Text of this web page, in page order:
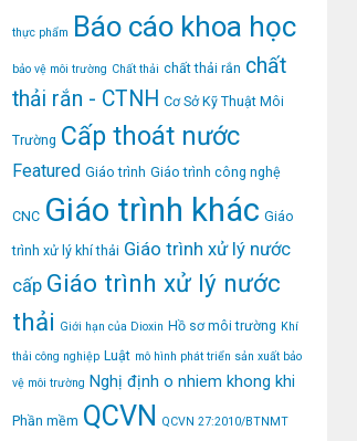
thực phẩm Báo cáo khoa học
bảo vệ môi trường Chất thải chất thải rắn chất
thải rắn - CTNH Cơ Sở Kỹ Thuật Môi
Trường Cấp thoát nước
Featured Giáo trình Giáo trình công nghệ
CNC Giáo trình khác Giáo
trình xử lý khí thải Giáo trình xử lý nước
cấp Giáo trình xử lý nước
thải Giới hạn của Dioxin Hồ sơ môi trường Khí
thải công nghiệp Luật mô hình phát triển sản xuất bảo
vệ môi trường Nghị định o nhiem khong khi
Phần mềm QCVN QCVN 27:2010/BTNMT